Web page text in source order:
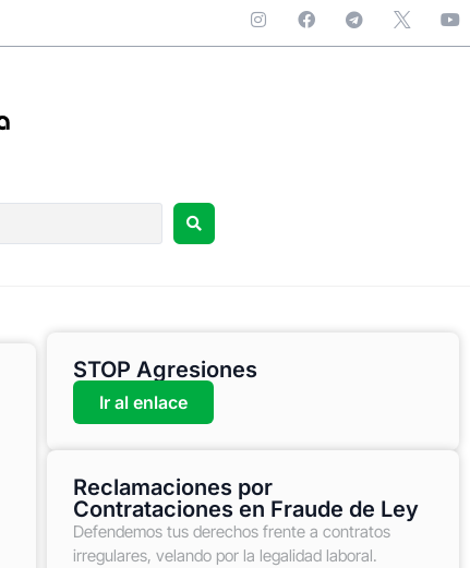
STOP Agresiones
Ir al enlace
Reclamaciones por
Contrataciones en Fraude de Ley
Defendemos tus derechos frente a contratos
irregulares, velando por la legalidad laboral.